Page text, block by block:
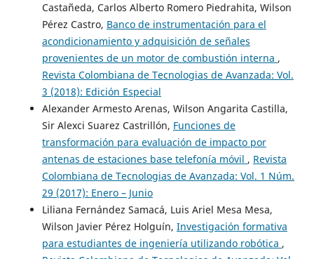
Castañeda, Carlos Alberto Romero Piedrahita, Wilson
Pérez Castro, Banco de instrumentación para el
acondicionamiento y adquisición de señales
provenientes de un motor de combustión interna ,
Revista Colombiana de Tecnologias de Avanzada: Vol.
3 (2018): Edición Especial
Alexander Armesto Arenas, Wilson Angarita Castilla,
Sir Alexci Suarez Castrillón, Funciones de
transformación para evaluación de impacto por
antenas de estaciones base telefonía móvil , Revista
Colombiana de Tecnologias de Avanzada: Vol. 1 Núm.
29 (2017): Enero – Junio
Liliana Fernández Samacá, Luis Ariel Mesa Mesa,
Wilson Javier Pérez Holguín, Investigación formativa
para estudiantes de ingeniería utilizando robótica ,